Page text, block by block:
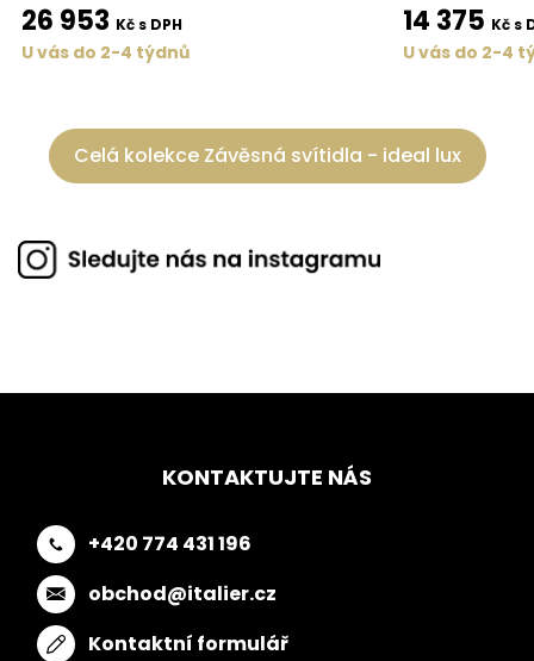
26 953 Kč s DPH
U vás do 2-4 týdnů
14 375 Kč s
U vás do 2-4
Celá kolekce Závěsná svítidla - ideal lux
KONTAKTUJTE NÁS
+420 774 431 196
obchod@italier.cz
Kontaktní formulář